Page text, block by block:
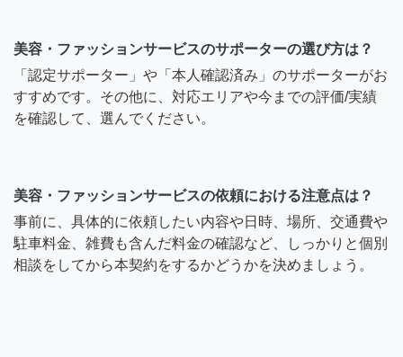
美容・ファッションサービスのサポーターの選び方は？
「認定サポーター」や「本人確認済み」のサポーターがお
すすめです。その他に、対応エリアや今までの評価/実績
を確認して、選んでください。
美容・ファッションサービスの依頼における注意点は？
事前に、具体的に依頼したい内容や日時、場所、交通費や
駐車料金、雑費も含んだ料金の確認など、しっかりと個別
相談をしてから本契約をするかどうかを決めましょう。